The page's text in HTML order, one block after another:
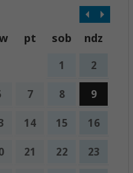
pt sob ndz
1 2
7 8 9
14 15 16
21 22 23